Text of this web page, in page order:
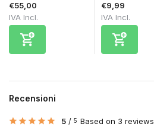
€55,00
IVA Incl.
€9,99
IVA Incl.
Recensioni
5 / 5 Based on 3 reviews